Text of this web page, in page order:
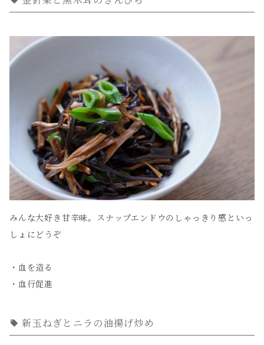
みんな大好き甘辛味。スナップエンドウのしゃっきり感といっ
しょにどうぞ
・血を造る
・血行促進
新玉ねぎとニラの油揚げ炒め